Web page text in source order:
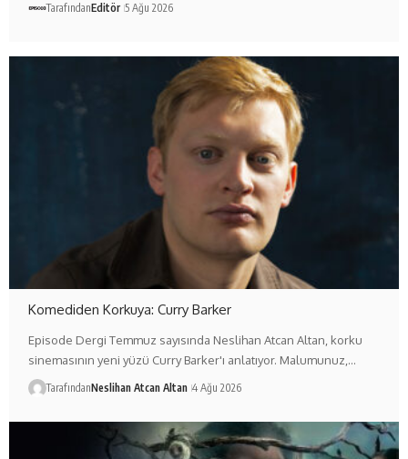
TarafındanEditör 5 Ağu 2026
Komediden Korkuya: Curry Barker
Episode Dergi Temmuz sayısında Neslihan Atcan Altan, korku
sinemasının yeni yüzü Curry Barker'ı anlatıyor. Malumunuz,…
TarafındanNeslihan Atcan Altan 4 Ağu 2026